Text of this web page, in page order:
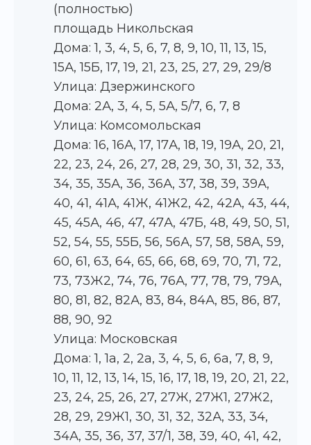
(полностью)
площадь Никольская
Дома: 1, 3, 4, 5, 6, 7, 8, 9, 10, 11, 13, 15,
15А, 15Б, 17, 19, 21, 23, 25, 27, 29, 29/8
Улица: Дзержинского
Дома: 2А, 3, 4, 5, 5А, 5/7, 6, 7, 8
Улица: Комсомольская
Дома: 16, 16А, 17, 17А, 18, 19, 19А, 20, 21,
22, 23, 24, 26, 27, 28, 29, 30, 31, 32, 33,
34, 35, 35А, 36, 36А, 37, 38, 39, 39А,
40, 41, 41А, 41Ж, 41Ж2, 42, 42А, 43, 44,
45, 45А, 46, 47, 47А, 47Б, 48, 49, 50, 51,
52, 54, 55, 55Б, 56, 56А, 57, 58, 58А, 59,
60, 61, 63, 64, 65, 66, 68, 69, 70, 71, 72,
73, 73Ж2, 74, 76, 76А, 77, 78, 79, 79А,
80, 81, 82, 82А, 83, 84, 84А, 85, 86, 87,
88, 90, 92
Улица: Московская
Дома: 1, 1а, 2, 2а, 3, 4, 5, 6, 6а, 7, 8, 9,
10, 11, 12, 13, 14, 15, 16, 17, 18, 19, 20, 21, 22,
23, 24, 25, 26, 27, 27Ж, 27Ж1, 27Ж2,
28, 29, 29Ж1, 30, 31, 32, 32А, 33, 34,
34А, 35, 36, 37, 37/1, 38, 39, 40, 41, 42,